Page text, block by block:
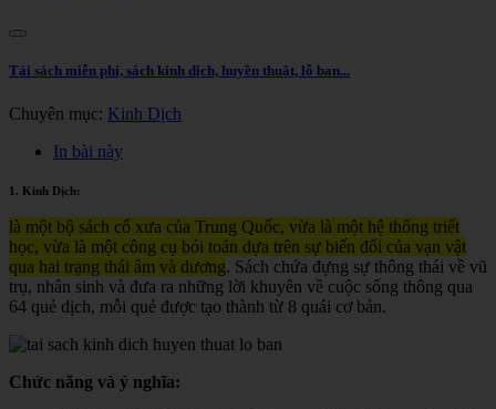
Tải sách miễn phí, sách kinh dịch, huyền thuật, lỗ ban...
Chuyên mục: Kinh Dịch
In bài này
1. Kinh Dịch:
là một bộ sách cổ xưa của Trung Quốc, vừa là một hệ thống triết
học, vừa là một công cụ bói toán dựa trên sự biến đổi của vạn vật
qua hai trạng thái âm và dương. Sách chứa đựng sự thông thái về vũ
trụ, nhân sinh và đưa ra những lời khuyên về cuộc sống thông qua
64 quẻ dịch, mỗi quẻ được tạo thành từ 8 quái cơ bản.
Chức năng và ý nghĩa: